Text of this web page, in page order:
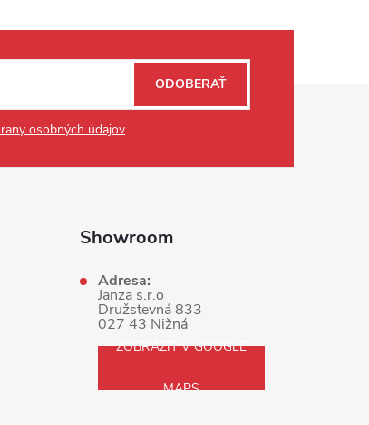
osobných údajov
ODOBERAŤ
Showroom
Adresa:
Janza s.r.o
Družstevná 833
027 43 Nižná
ZOBRAZIŤ V GOOGLE
MAPS